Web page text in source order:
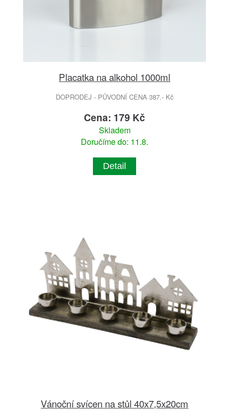
Placatka na alkohol 1000ml
DOPRODEJ - PŮVODNÍ CENA 387.- Kč
Cena: 179 Kč
Skladem
Doručíme do: 11.8.
Detail
Vánoční svícen na stůl 40x7,5x20cm